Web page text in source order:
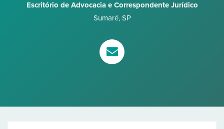
Escritório de Advocacia e Correspondente Jurídico
Sumaré, SP